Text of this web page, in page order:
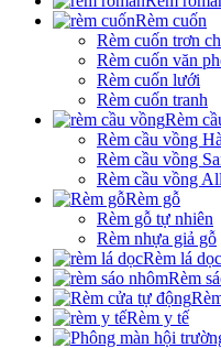
Rèm cuốn
Rèm cuốn trơn
Rèm cuốn văn
Rèm cuốn lưới
Rèm cuốn tranh
Rèm
Rèm cầu vồng
Rèm cầu vồng
Rèm cầu vồng
Rèm gỗ
Rèm gỗ tự nhiên
Rèm nhựa giả gỗ
Rèm lá dọc
Rèm
Rèm y tế